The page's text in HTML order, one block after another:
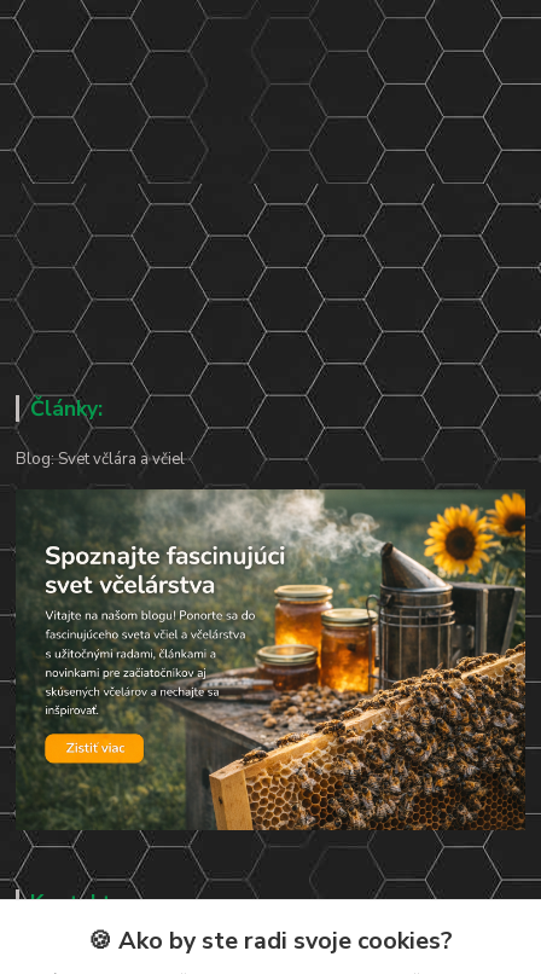
Články:
Blog: Svet včlára a včiel
Kontakty
Zákaznická podpora
🍪 Ako by ste radi svoje cookies?